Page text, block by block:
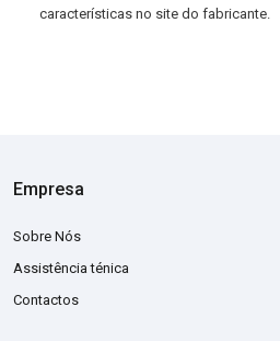
características no site do fabricante.
Empresa
Sobre Nós
Assistência ténica
Contactos